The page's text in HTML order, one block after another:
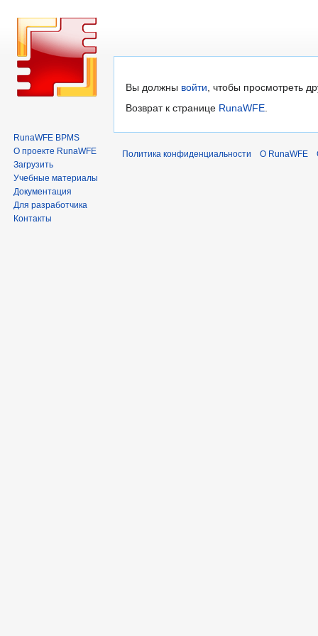
Перейти
к
Перейти
к
Вы должны войти, чтобы просмотреть
Возврат к странице RunaWFE.
RunaWFE BPMS
О проекте RunaWFE
Загрузить
Учебные материалы
Документация
Для разработчика
Контакты
Политика конфиденциальности О RunaWFE